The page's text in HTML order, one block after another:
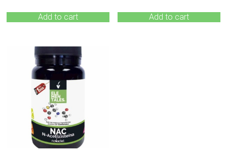
Add to cart Add to cart